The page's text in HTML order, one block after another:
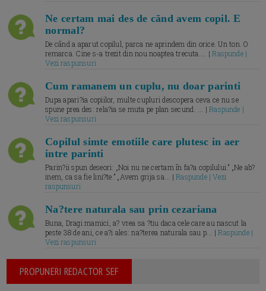
Ne certam mai des de cānd avem copil. E
normal?
De cānd a aparut copilul, parca ne aprindem din orice. Un ton. O
remarca. Cine s-a trezit din nou noaptea trecuta.... |Raspunde |
Vezi raspunsuri
Cum ramanem un cuplu, nu doar parinti
Dupa apari?ia copiilor, multe cupluri descopera ceva ce nu se
spune prea des: rela?ia se muta pe plan secund. ... |Raspunde |
Vezi raspunsuri
Copilul simte emotiile care plutesc in aer
intre parinti
Parin?ii spun deseori: „Noi nu ne certam īn fa?a copilului.” „Ne ab?
inem, ca sa fie lini?te.” „Avem grija sa... |Raspunde | Vezi
raspunsuri
Na?tere naturala sau prin cezariana
Buna, Dragi mamici, a? vrea sa ?tiu daca cele care au nascut la
peste 38 de ani, ce a?i ales: na?terea naturala sau p... |Raspunde |
Vezi raspunsuri
PROPUNERI REDACTOR SEF